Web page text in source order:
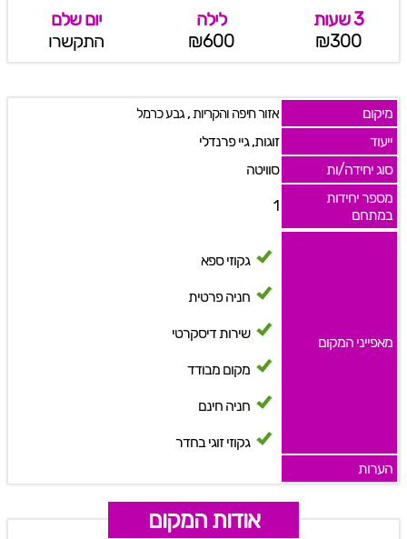
3 שעות
₪300
לילה
₪600
יום שלם
התקשרו
מיקום אזור חיפה והקריות, גבע כרמל
ייעוד
זוגות, גיי פרנדלי
סוג יחידה/ות
סוויטה
מספר יחידות
במתחם
1
מאפייני המקום
גקוזי ספא
חניה פרטית
שירות דיסקרטי
מקום מבודד
חניה חינם
גקוזי זוגי בחדר
הערות
אודות המקום